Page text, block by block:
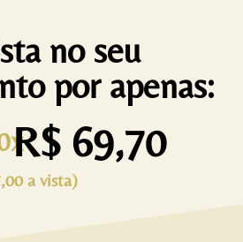
no seu
por apenas:
R$ 69,70
a vista)